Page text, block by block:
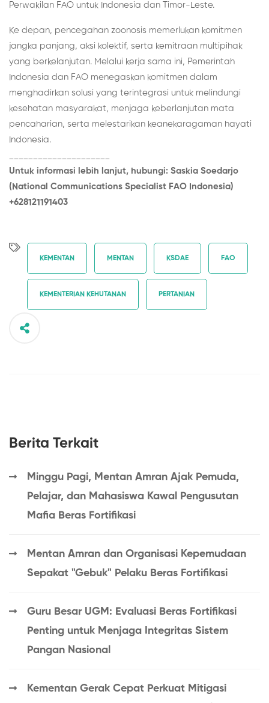
Perwakilan FAO untuk Indonesia dan Timor-Leste.
Ke depan, pencegahan zoonosis memerlukan komitmen
jangka panjang, aksi kolektif, serta kemitraan multipihak
yang berkelanjutan. Melalui kerja sama ini, Pemerintah
Indonesia dan FAO menegaskan komitmen dalam
menghadirkan solusi yang terintegrasi untuk melindungi
kesehatan masyarakat, menjaga keberlanjutan mata
pencaharian, serta melestarikan keanekaragaman hayati
Indonesia.
Untuk informasi lebih lanjut, hubungi: Saskia Soedarjo
(National Communications Specialist FAO Indonesia)
+628121191403
KEMENTAN MENTAN KSDAE FAO
KEMENTERIAN KEHUTANAN PERTANIAN
Berita Terkait
Minggu Pagi, Mentan Amran Ajak Pemuda,
Pelajar, dan Mahasiswa Kawal Pengusutan
Mafia Beras Fortifikasi
Mentan Amran dan Organisasi Kepemudaan
Sepakat "Gebuk" Pelaku Beras Fortifikasi
Guru Besar UGM: Evaluasi Beras Fortifikasi
Penting untuk Menjaga Integritas Sistem
Pangan Nasional
Kementan Gerak Cepat Perkuat Mitigasi